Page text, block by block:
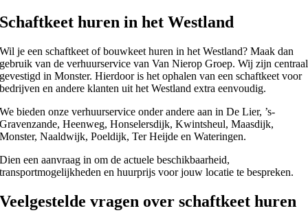
Schaftkeet huren in het Westland
Wil je een schaftkeet of bouwkeet huren in het Westland? Maak dan
gebruik van de verhuurservice van Van Nierop Groep. Wij zijn centraal
gevestigd in Monster. Hierdoor is het ophalen van een schaftkeet voor
bedrijven en andere klanten uit het Westland extra eenvoudig.
We bieden onze verhuurservice onder andere aan in De Lier, ’s-
Gravenzande, Heenweg, Honselersdijk, Kwintsheul, Maasdijk,
Monster, Naaldwijk, Poeldijk, Ter Heijde en Wateringen.
Dien een aanvraag in om de actuele beschikbaarheid,
transportmogelijkheden en huurprijs voor jouw locatie te bespreken.
Veelgestelde vragen over schaftkeet huren